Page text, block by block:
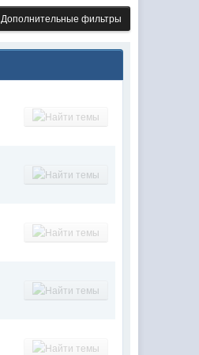
Дополнительные фильтры